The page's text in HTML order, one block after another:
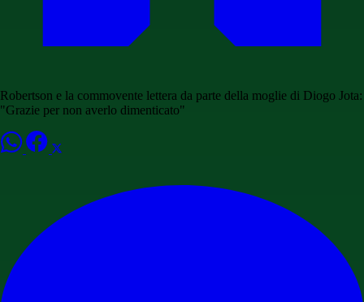
Robertson e la commovente lettera da parte della moglie di Diogo Jota:
"Grazie per non averlo dimenticato"